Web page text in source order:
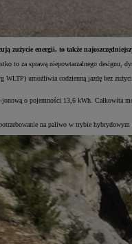
zużycie energii, to także
to za sprawą niepowtarzalnego designu,
umożliwia codzienną jazdę bez
o pojemności 13,6 kWh. Całkowita
na paliwo w trybie